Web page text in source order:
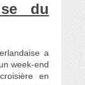
du
a
week-end
en